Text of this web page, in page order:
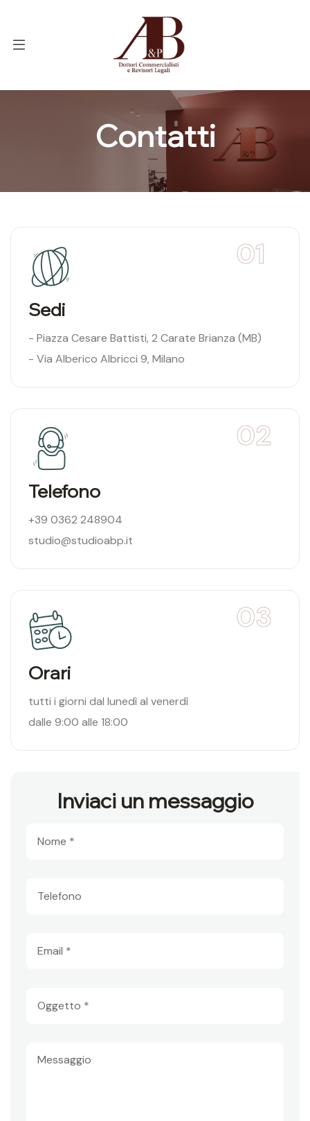
Contatti
01
Sedi
- Piazza Cesare Battisti, 2 Carate Brianza (MB)
- Via Alberico Albricci 9, Milano
02
Telefono
+39 0362 248904
studio@studioabp.it
03
Orari
tutti i giorni dal lunedì al venerdì
dalle 9:00 alle 18:00
Inviaci un messaggio